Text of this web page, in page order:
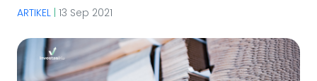
ARTIKEL 13 Sep 2021